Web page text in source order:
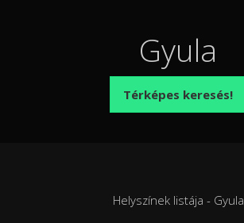
Gyula
Térképes keresés!
Helyszínek listája - Gyula